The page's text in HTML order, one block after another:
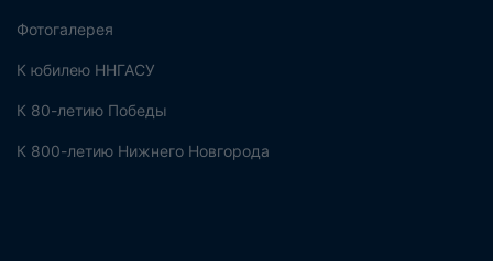
Фотогалерея
К юбилею ННГАСУ
К 80-летию Победы
К 800-летию Нижнего Новгорода